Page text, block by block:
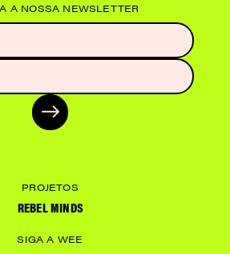
A NOSSA NEWSLETTER
PROJETOS
REBEL MINDS
SIGA A WEE